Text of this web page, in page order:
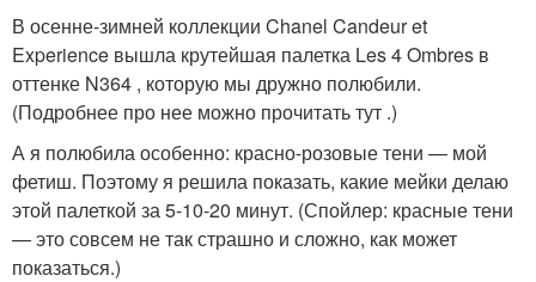
В осенне-зимней коллекции Chanel Candeur et
Experience вышла крутейшая палетка Les 4 Ombres в
оттенке N364 , которую мы дружно полюбили.
(Подробнее про нее можно прочитать тут .)
А я полюбила особенно: красно-розовые тени — мой
фетиш. Поэтому я решила показать, какие мейки делаю
этой палеткой за 5-10-20 минут. (Спойлер: красные тени
— это совсем не так страшно и сложно, как может
показаться.)